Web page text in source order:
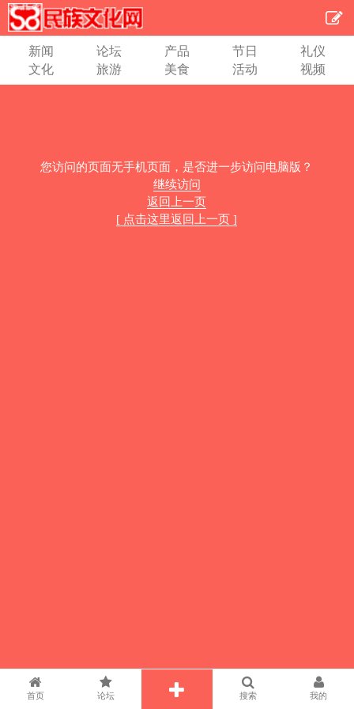
新闻 论坛 产品 节日
礼仪
文化
旅游 美食 活动 视频
您访问的页面无手机页面，是否进一步访问电脑版？
继续访问
返回上一页
[ 点击这里返回上一页 ]
首页 论坛 搜索 我的